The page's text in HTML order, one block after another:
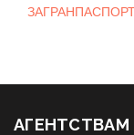
АГЕНТСТВАМ